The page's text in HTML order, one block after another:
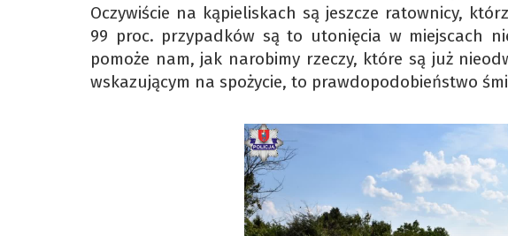
Oczywiście na kąpieliskach są jeszcze ratownicy,
99 proc. przypadków są to utonięcia w miejscach
pomoże nam, jak narobimy rzeczy, które są już
wskazującym na spożycie, to prawdopodobieństwo